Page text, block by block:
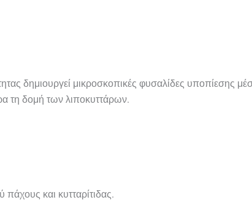
δημιουργεί μικροσκοπικές φυσαλίδες υποπίεσης
τη δομή των λιποκυττάρων.
και κυτταρίτιδας.